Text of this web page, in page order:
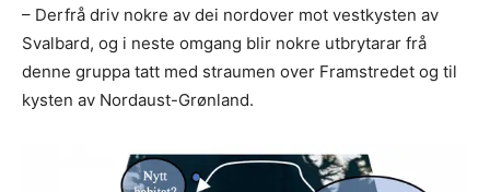
– Derfrå driv nokre av dei nordover mot vestkysten av
Svalbard, og i neste omgang blir nokre utbrytarar frå
denne gruppa tatt med straumen over Framstredet og til
kysten av Nordaust-Grønland.